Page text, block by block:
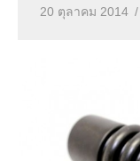
20 ตุลาคม 2014